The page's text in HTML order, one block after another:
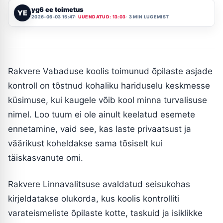
YE yg6 ee toimetus
2026-06-03 15:47 UUENDATUD: 13:03 3 MIN LUGEMIST
Rakvere Vabaduse koolis toimunud õpilaste asjade
kontroll on tõstnud kohaliku hariduselu keskmesse
küsimuse, kui kaugele võib kool minna turvalisuse
nimel. Loo tuum ei ole ainult keelatud esemete
ennetamine, vaid see, kas laste privaatsust ja
väärikust koheldakse sama tõsiselt kui
täiskasvanute omi.
Rakvere Linnavalitsuse avaldatud seisukohas
kirjeldatakse olukorda, kus koolis kontrolliti
varateismeliste õpilaste kotte, taskuid ja isiklikke